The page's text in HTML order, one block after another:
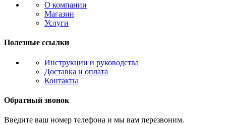
О компании
Магазин
Услуги
Полезные ссылки
Инструкции и руководства
Доставка и оплата
Контакты
Обратный звонок
Введите ваш номер телефона и мы вам перезвоним.